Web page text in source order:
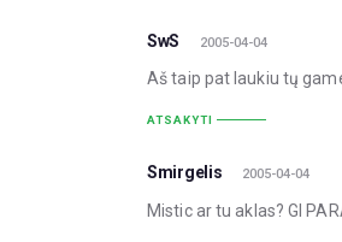
SwS 2005-04-04
Aš taip pat laukiu tų
ATSAKYTI
Smirgelis 2005-04-04
Mistic ar tu aklas? GI